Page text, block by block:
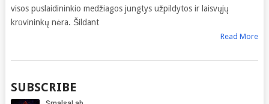
visos puslaidininkio medžiagos jungtys užpildytos ir laisvųjų
krūvininkų nėra. Šildant
Read More
SUBSCRIBE